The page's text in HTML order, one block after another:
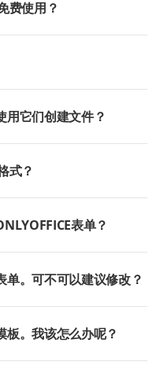
费使用？
用它们创建文件？
式？
表单？
。可不可以建议修改？
板。我该怎么办呢？